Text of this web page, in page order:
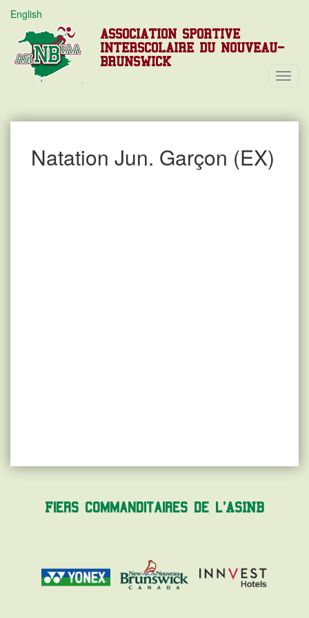
English
ASSOCIATION SPORTIVE
INTERSCOLAIRE DU NOUVEAU-
BRUNSWICK
Natation Jun. Garçon (EX)
Fiers commanditaires de l'ASINB